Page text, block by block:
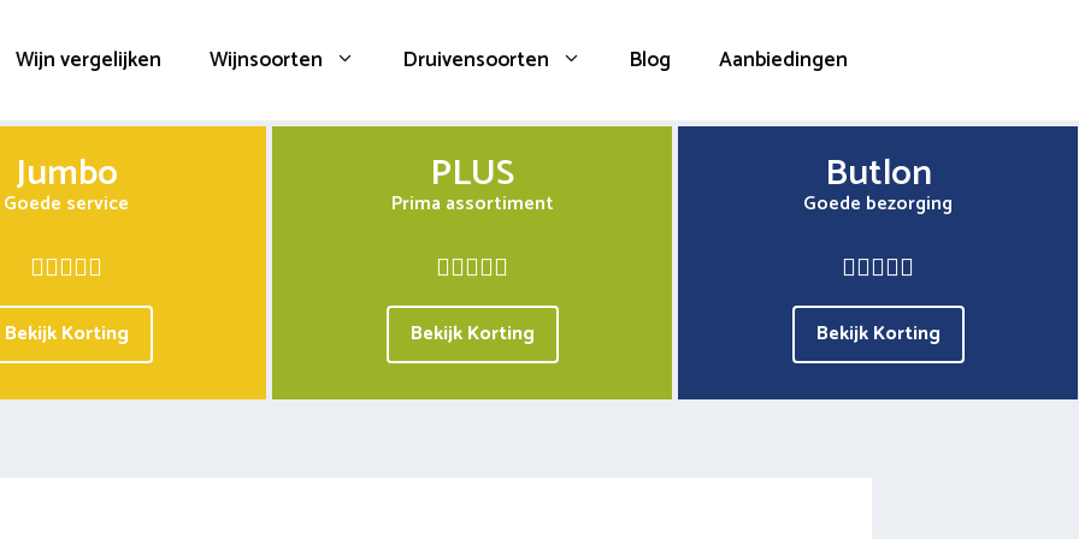
Wijn vergelijken Wijnsoorten Druivensoorten Blog Aanbiedingen
Jumbo
Goede service
Bekijk Korting
PLUS
Prima assortiment
Bekijk Korting
Butlon
Goede bezorging
Bekijk Korting